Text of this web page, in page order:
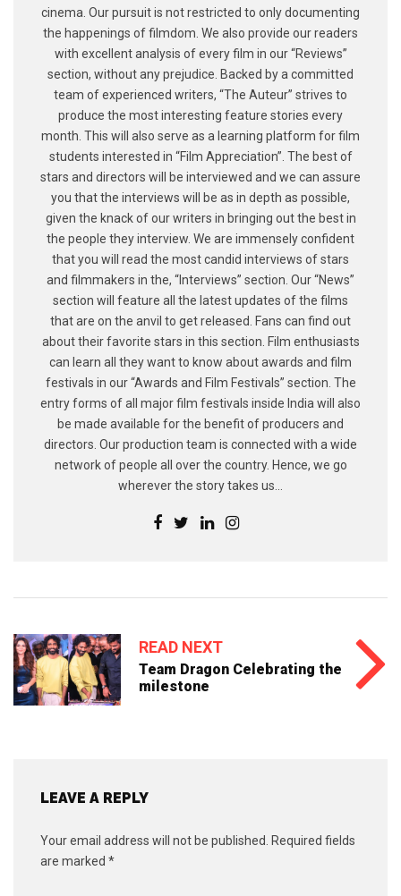
cinema. Our pursuit is not restricted to only documenting
the happenings of filmdom. We also provide our readers
with excellent analysis of every film in our “Reviews”
section, without any prejudice. Backed by a committed
team of experienced writers, “The Auteur” strives to
produce the most interesting feature stories every
month. This will also serve as a learning platform for film
students interested in “Film Appreciation”. The best of
stars and directors will be interviewed and we can assure
you that the interviews will be as in depth as possible,
given the knack of our writers in bringing out the best in
the people they interview. We are immensely confident
that you will read the most candid interviews of stars
and filmmakers in the, “Interviews” section. Our “News”
section will feature all the latest updates of the films
that are on the anvil to get released. Fans can find out
about their favorite stars in this section. Film enthusiasts
can learn all they want to know about awards and film
festivals in our “Awards and Film Festivals” section. The
entry forms of all major film festivals inside India will also
be made available for the benefit of producers and
directors. Our production team is connected with a wide
network of people all over the country. Hence, we go
wherever the story takes us...
READ NEXT
Team Dragon Celebrating the
milestone
LEAVE A REPLY
Your email address will not be published.
Required fields
are marked *